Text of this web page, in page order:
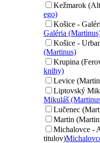
Kežmarok
ego)
Košice -
Galéria
Košice -
(Martinus)
Krupina
knihy)
Levice
Liptovský
Mikuláš
Lučenec
Martin
Michalovce -
titulov)